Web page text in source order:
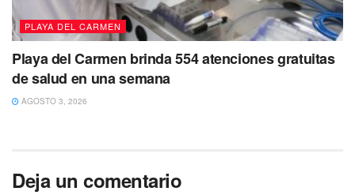
antigua..
“Los ciudadanos deben saber que hay
drenaje en la ciudad, hay que conectarse.
Desafortunadamente las aguas pluviales las
conectan directamente al sistema de drenaje
Te puede interesar Leer
PLAYA DEL CARMEN
Playa del Carmen brinda 554 atenciones gratuitas
de salud en una semana
AGOSTO 3, 2026
Deja un comentario